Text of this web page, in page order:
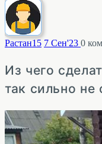
Растан15 7 Сен'23 0
Из чего
так сильно